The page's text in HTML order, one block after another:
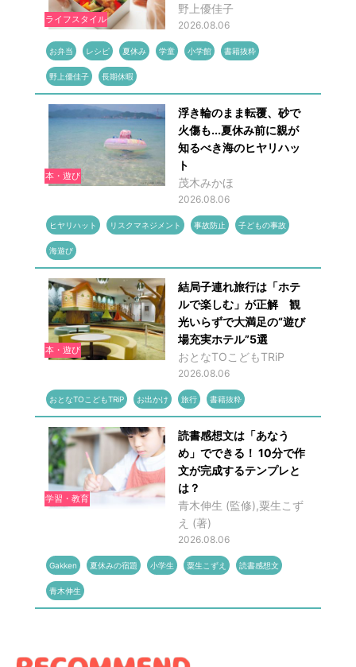
ライフスタイル
野上優佳子
2026.08.06
お弁当 レシピ 夏休み 学童 小学館 書籍抜粋
野上優佳子 長期休暇
本・遊び
浮き輪のまま転覆、砂で
火傷も...夏休み前に親が
知るべき海のヒヤリハッ
ト
茂木みかほ
2026.08.06
ヒヤリハット リスクマネジメント 事故防止 子どもの事故
海遊び
本・遊び
結局子連れ旅行は「ホテ
ルで楽しむ」が正解 観
光いらずで大満足の“遊び
場充実ホテル”5選
おとなTOこどもTRiP
2026.08.06
おとなTOこどもTRiP お出かけ 旅行 書籍抜粋
学習・教育
読書感想文は「あなう
め」でできる！ 10分で作
文が完成するテンプレと
は？
青木伸生 (監修),粟生こず
え (著)
2026.08.06
Gakken 夏休みの宿題 小学生 粟生こずえ 読書感想文
青木伸生